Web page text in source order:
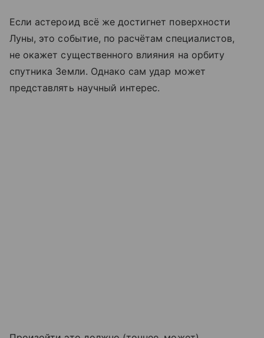
Если астероид всё же достигнет поверхности
Луны, это событие, по расчётам специалистов,
не окажет существенного влияния на орбиту
спутника Земли. Однако сам удар может
представлять научный интерес.